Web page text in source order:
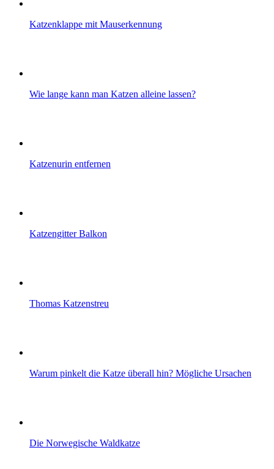
Katzenklappe mit Mauserkennung
Wie lange kann man Katzen alleine lassen?
Katzenurin entfernen
Katzengitter Balkon
Thomas Katzenstreu
Warum pinkelt die Katze überall hin? Mögliche Ursachen
Die Norwegische Waldkatze